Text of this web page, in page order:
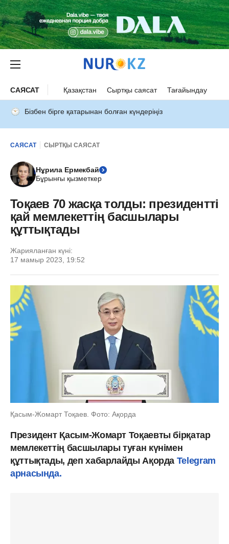
САЯСАТ Қазақстан Сыртқы саясат Тағайындау
Бізбен бірге қатарынан болған күндеріңіз
САЯСАТ СЫРТҚЫ САЯСАТ
Нұрила Ермекбай
Бұрынғы қызметкер
Тоқаев 70 жасқа толды: президентті
қай мемлекеттің басшылары
құттықтады
Жарияланған күні:
17 мамыр 2023, 19:52
Қасым-Жомарт Тоқаев. Фото: Ақорда
Президент Қасым-Жомарт Тоқаевты бірқатар
мемлекеттің басшылары туған күнімен
құттықтады, деп хабарлайды Ақорда Telegram
арнасында.